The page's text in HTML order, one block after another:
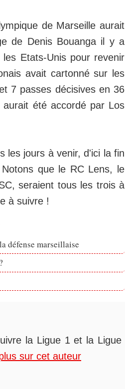
de Marseille aurait
de Denis Bouanga il y a
Etats-Unis pour revenir
avait cartonné sur les
7 passes décisives en 36
été accordé par Los
les jours à venir, d'ici la fin
que le RC Lens, le
seraient tous les trois à
à suivre !
défense marseillaise
la Ligue 1 et la Ligue
sur cet auteur